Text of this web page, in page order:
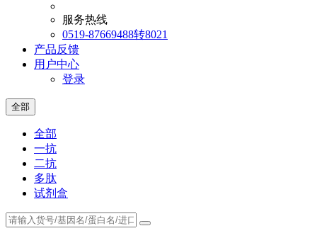
服务热线
0519-87669488转8021
产品反馈
用户中心
登录
全部
全部
一抗
二抗
多肽
试剂盒